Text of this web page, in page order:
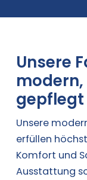
Unsere
gepflegt
Unsere
erfüllen
Komfort und
Ausstattung